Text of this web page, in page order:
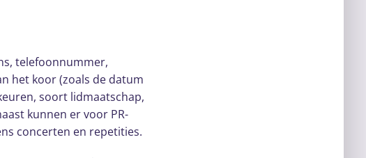
telefoonnummer,
het koor (zoals de datum
soort lidmaatschap,
kunnen er voor PR-
concerten en repetities.